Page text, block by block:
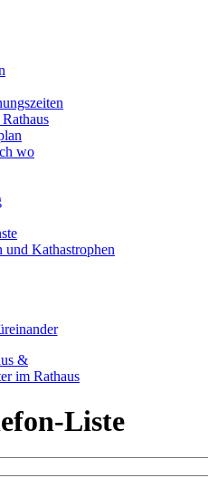
wo
Kathastrophen
&
im Rathaus
Liste